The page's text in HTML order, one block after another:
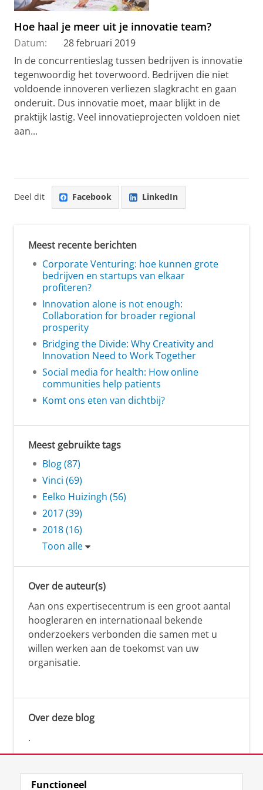
Hoe haal je meer uit je innovatie team?
Datum:
28 februari 2019
In de concurrentieslag tussen bedrijven is innovatie
tegenwoordig het toverwoord. Bedrijven die niet
voldoende innoveren verliezen slagkracht en gaan
onderuit. Dus innovatie moet, maar blijkt in de
praktijk lastig. Veel innovatieprojecten voldoen niet
aan...
Deel dit Facebook LinkedIn
Meest recente berichten
Corporate Venturing: hoe kunnen grote
bedrijven en startups van elkaar
profiteren?
Innovation alone is not enough:
Collaboration for broader regional
prosperity
Bridging the Divide: Why Creativity and
Innovation Need to Work Together
Social media for health: How online
communities help patients
Komt ons eten van dichtbij?
Meest gebruikte tags
Blog (87)
Vinci (69)
Eelko Huizingh (56)
2017 (39)
2018 (16)
Toon alle
Over de auteur(s)
Aan ons expertisecentrum is een groot aantal
hoogleraren en internationaal bekende
onderzoekers verbonden die samen met u
willen werken aan de toekomst van uw
organisatie.
Over deze blog
.
Functioneel